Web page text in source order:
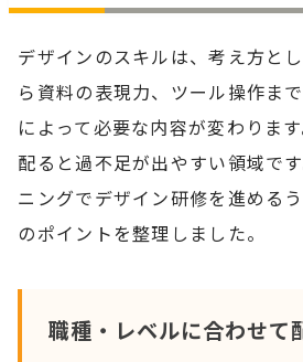
デザインのスキルは、考え方と
ら資料の表現力、ツール操作ま
によって必要な内容が変わりま
配ると過不足が出やすい領域で
ニングでデザイン研修を進める
のポイントを整理しました。
職種・レベルに合わせて